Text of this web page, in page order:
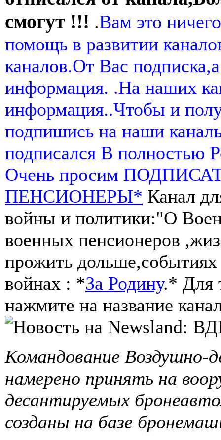
смогут !!! .Вам это
помощь в развитии
каналов.От Вас
информация. .На наших
информация..Чтобы и
подпишись на наши
подписался В полностью
Очень просим
ПЕНСИОНЕРЫ* Канал
войны и политики:"О
военных пенсионеров
прожить
войнах : *За Родину.* Для
нажмите на название
Командование Воздушно-
намерено принять на
десантируемых
созданы на базе